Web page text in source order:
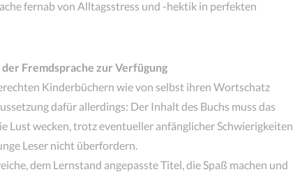
fernab von Alltagsstress und -hektik in perfekten
Fremdsprache zur Verfügung
Kinderbüchern wie von selbst ihren Wortschatz
dafür allerdings: Der Inhalt des Buchs muss das
Lust wecken, trotz eventueller anfänglicher Schwierigkeiten
Leser nicht überfordern.
dem Lernstand angepasste Titel, die Spaß machen und